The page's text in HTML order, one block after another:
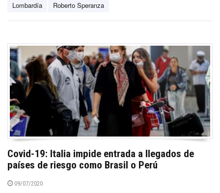
Lombardía
Roberto Speranza
Covid-19: Italia impide entrada a llegados de
países de riesgo como Brasil o Perú
09/07/2020